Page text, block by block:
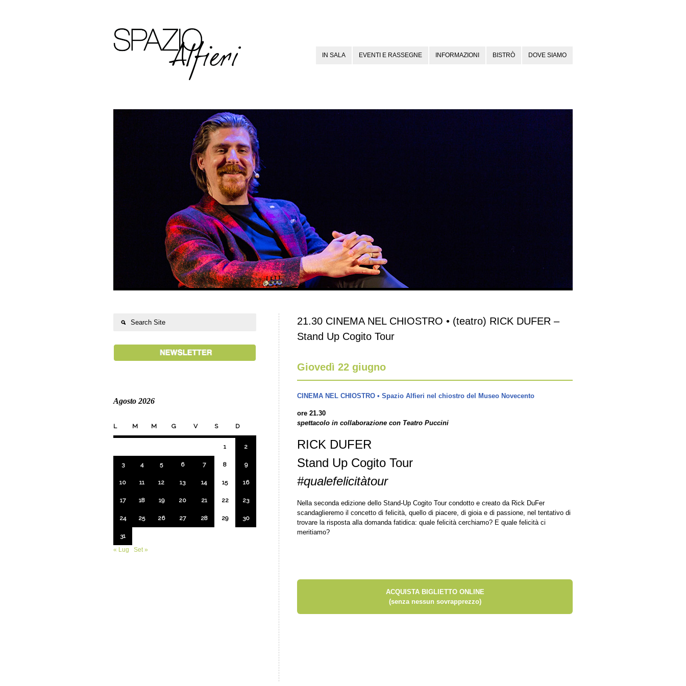
IN SALA EVENTI E RASSEGNE INFORMAZIONI BISTRÒ DOVE SIAMO
21.30 CINEMA NEL CHIOSTRO • (teatro) RICK DUFER –
Stand Up Cogito Tour
Giovedì 22 giugno
CINEMA NEL CHIOSTRO • Spazio Alfieri nel chiostro del Museo Novecento
ore 21.30
spettacolo in collaborazione con Teatro Puccini
RICK DUFER
Stand Up Cogito Tour
#qualefelicitàtour
Nella seconda edizione dello Stand-Up Cogito Tour condotto e creato da Rick DuFer
scandaglieremo il concetto di felicità, quello di piacere, di gioia e di passione, nel tentativo di
trovare la risposta alla domanda fatidica: quale felicità cerchiamo? E quale felicità ci
meritiamo?
ACQUISTA BIGLIETTO ONLINE
(senza nessun sovrapprezzo)
Agosto 2026
L M M G V S D
1 2
3 4 5 6 7 8 9
10 11 12 13 14 15 16
17 18 19 20 21 22 23
24 25 26 27 28 29 30
31
« Lug
Set »